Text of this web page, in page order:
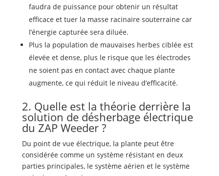
faudra de puissance pour obtenir un résultat
efficace et tuer la masse racinaire souterraine car
l’énergie capturée sera diluée.
Plus la population de mauvaises herbes ciblée est
élevée et dense, plus le risque que les électrodes
ne soient pas en contact avec chaque plante
augmente, ce qui réduit le niveau d’efficacité.
2. Quelle est la théorie derrière la
solution de désherbage électrique
du ZAP Weeder ?
Du point de vue électrique, la plante peut être
considérée comme un système résistant en deux
parties principales, le système aérien et le système